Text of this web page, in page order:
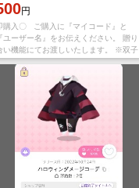
円
購入〇 ご購入に『マイコード』と
『ユーザー名』をお伝えください。 贈り
い機能にてお渡しいたします。 ※双子
ご希望の場合はお申し付けください ハ
ピガチャ：灯火消ゆる猫又屋敷ノ百物語